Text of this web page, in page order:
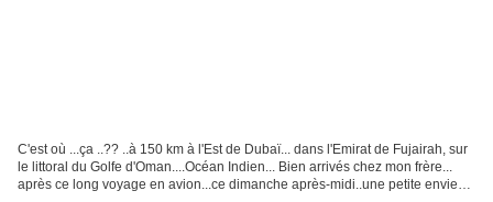
C'est où ...ça ..?? ..à 150 km à l'Est de Dubaï... dans l'Emirat de Fujairah, sur
le littoral du Golfe d'Oman....Océan Indien... Bien arrivés chez mon frère...
après ce long voyage en avion...ce dimanche après-midi..une petite envie